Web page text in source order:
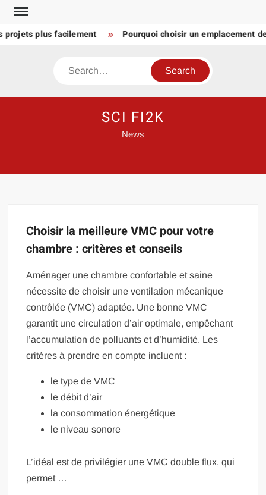
Skip
content
projets plus facilement Pourquoi choisir un emplacement
Search
SCI FI2K
News
Choisir la meilleure VMC pour votre
chambre : critères et conseils
Aménager une chambre confortable et saine
nécessite de choisir une ventilation mécanique
contrôlée (VMC) adaptée. Une bonne VMC
garantit une circulation d’air optimale, empêchant
l’accumulation de polluants et d’humidité. Les
critères à prendre en compte incluent :
le type de VMC
le débit d’air
la consommation énergétique
le niveau sonore
L’idéal est de privilégier une VMC double flux, qui
permet …